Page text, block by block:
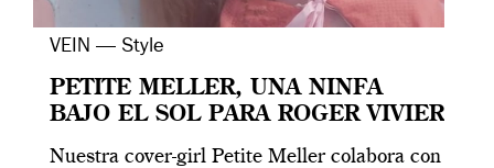
VEIN — Style
PETITE MELLER, UNA NINFA
BAJO EL SOL PARA ROGER VIVIER
Nuestra cover-girl Petite Meller colabora con